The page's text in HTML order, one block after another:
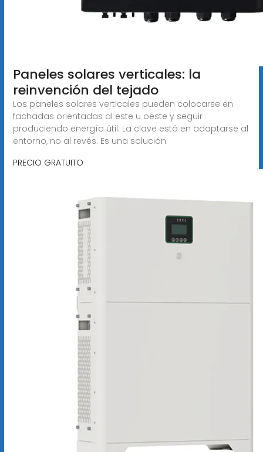
Paneles solares verticales: la
reinvención del tejado
Los paneles solares verticales pueden colocarse en
fachadas orientadas al este u oeste y seguir
produciendo energía útil. La clave está en adaptarse al
entorno, no al revés. Es una solución
PRECIO GRATUITO